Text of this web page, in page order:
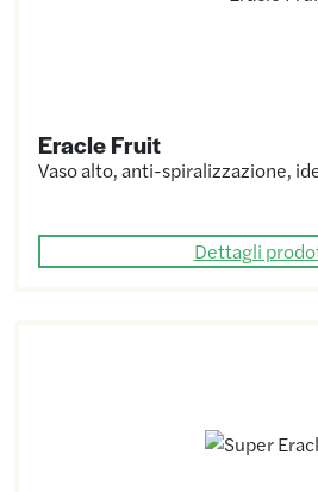
Eracle Fruit
Vaso alto, anti-spiralizzazione,
Dettagli